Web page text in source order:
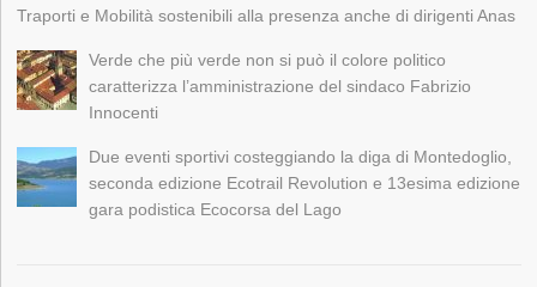
Traporti e Mobilità sostenibili alla presenza anche di dirigenti Anas
Verde che più verde non si può il colore politico
caratterizza l’amministrazione del sindaco Fabrizio
Innocenti
Due eventi sportivi costeggiando la diga di Montedoglio,
seconda edizione Ecotrail Revolution e 13esima edizione
gara podistica Ecocorsa del Lago